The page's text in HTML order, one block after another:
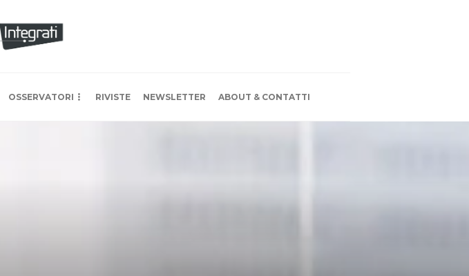
OSSERVATORI RIVISTE NEWSLETTER ABOUT & CONTATTI